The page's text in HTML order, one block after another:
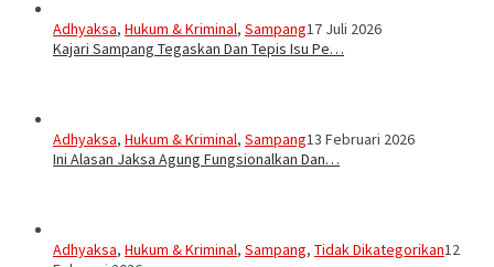
Adhyaksa, Hukum & Kriminal, Sampang17 Juli 2026
Kajari Sampang Tegaskan Dan Tepis Isu Pe…
Adhyaksa, Hukum & Kriminal, Sampang13 Februari 2026
Ini Alasan Jaksa Agung Fungsionalkan Dan…
Adhyaksa, Hukum & Kriminal, Sampang, Tidak Dikategorikan12